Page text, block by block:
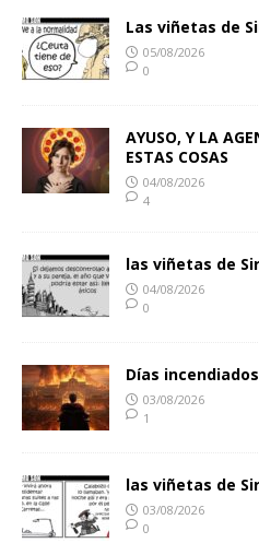
Las viñetas de
05/08/2026
0
AYUSO, Y LA
ESTAS COSAS
04/08/2026
4
las viñetas de
04/08/2026
0
Días incendiados
03/08/2026
1
las viñetas de
03/08/2026
0